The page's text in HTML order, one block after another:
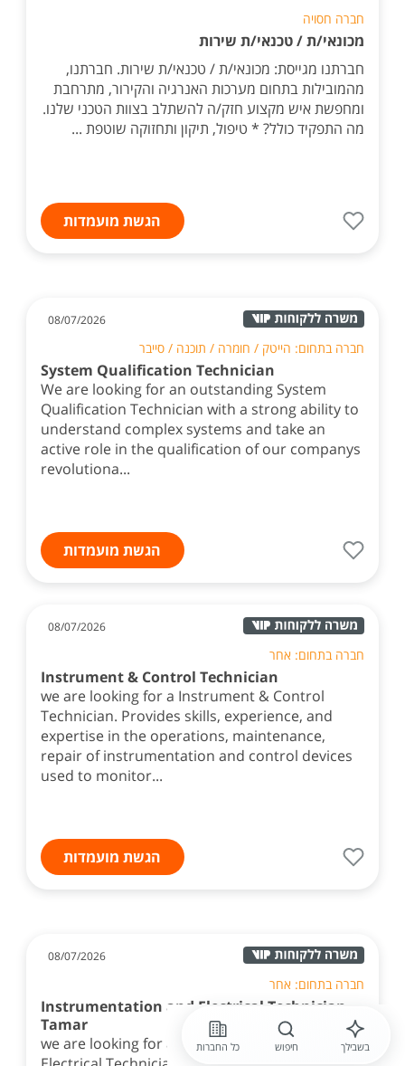
חברה חסויה
מכונאי/ת / טכנאי/ת שירות
חברתנו מגייסת: מכונאי/ת / טכנאי/ת שירות. חברתנו,
מהמובילות בתחום מערכות האנרגיה והקירור, מתרחבת
ומחפשת איש מקצוע חזק/ה להשתלב בצוות הטכני שלנו.
מה התפקיד כולל? * טיפול, תיקון ותחזוקה שוטפת ...
הגשת מועמדות
08/07/2026
חברה בתחום: הייטק / חומרה / תוכנה / סייבר
System Qualification Technician
We are looking for an outstanding System
Qualification Technician with a strong ability to
understand complex systems and take an
active role in the qualification of our companys
revolutiona...
הגשת מועמדות
08/07/2026
חברה בתחום: אחר
Instrument & Control Technician
we are looking for a Instrument & Control
Technician. Provides skills, experience, and
expertise in the operations, maintenance,
repair of instrumentation and control devices
used to monitor...
הגשת מועמדות
08/07/2026
חברה בתחום: אחר
Instrumentation and Electrical Technician -
Tamar
we are looking for a Instrumentation and
בשבילך חיפוש כל החברות